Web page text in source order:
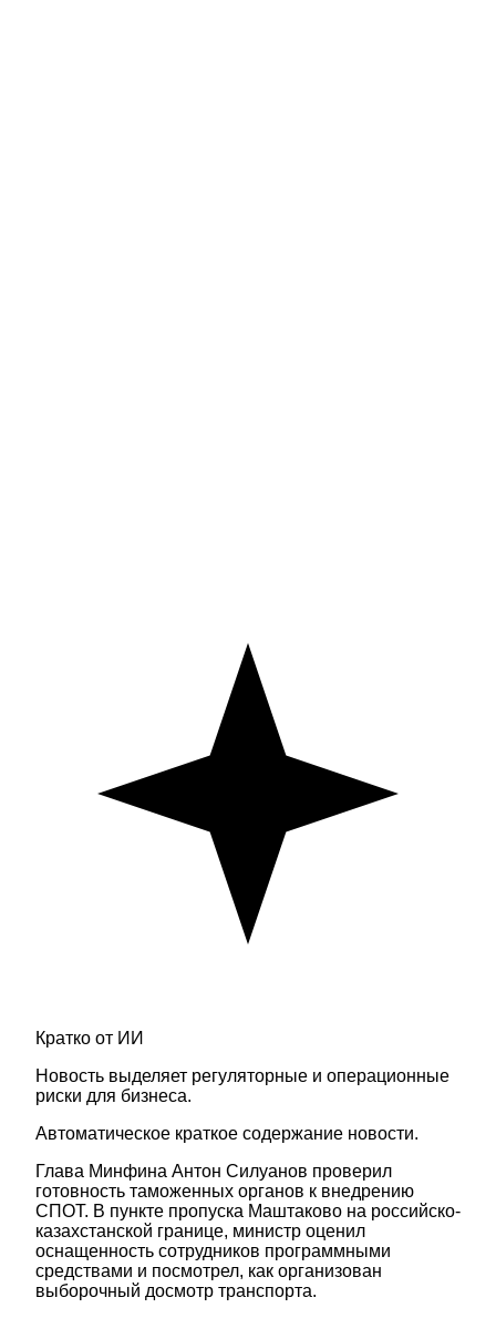
Кратко от ИИ
Новость выделяет регуляторные и операционные
риски для бизнеса.
Автоматическое краткое содержание новости.
Глава Минфина Антон Силуанов проверил
готовность таможенных органов к внедрению
СПОТ. В пункте пропуска Маштаково на российско-
казахстанской границе, министр оценил
оснащенность сотрудников программными
средствами и посмотрел, как организован
выборочный досмотр транспорта.